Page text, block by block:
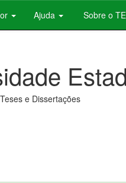
Ajuda Sobre o
e Dissertações